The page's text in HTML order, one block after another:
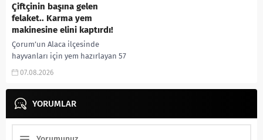
Çiftçinin başına gelen
felaket.. Karma yem
makinesine elini kaptırdı!
Çorum’un Alaca ilçesinde
hayvanları için yem hazırlayan 57
yaşındaki çiftçi, elini yem karma
ağır yaralandı. Olay, Alaca...
07.08.2026
YORUMLAR